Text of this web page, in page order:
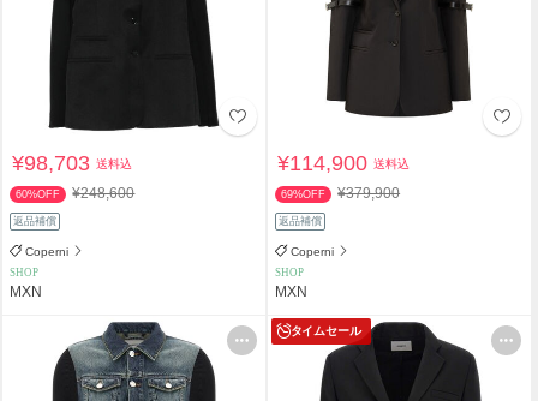
¥98,703送料込
60%OFF ¥248,600
返品補償
Coperni
SHOP
MXN
¥114,900送料込
69%OFF ¥379,900
返品補償
Coperni
SHOP
MXN
タイムセール